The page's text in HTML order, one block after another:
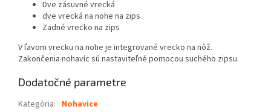
Dve zásuvné vrecká
dve vrecká na nohe na zips
Zadné vrecko na zips
V ľavom vrecku na nohe je integrované vrecko na nôž.
Zakončenia nohavíc sú nastaviteľné pomocou suchého zipsu.
Dodatočné parametre
Kategória: Nohavice